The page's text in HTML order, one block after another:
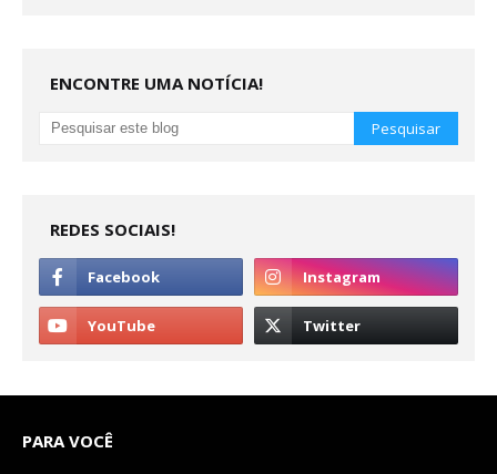
ENCONTRE UMA NOTÍCIA!
REDES SOCIAIS!
PARA VOCÊ